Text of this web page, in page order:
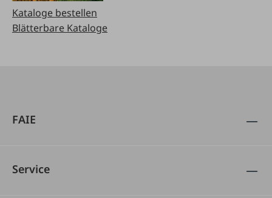
Kataloge bestellen
Blätterbare Kataloge
FAIE
Service